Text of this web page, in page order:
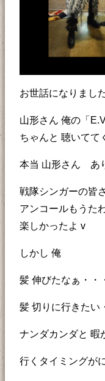
お世話になりまし
山形さん 俺の「
ちゃんと 聴いてて
本当 山形さん あ
戦隊シンガーの皆
アンコールもうた
楽しかったよ v
しかし 俺
髪 伸びたなぁ・・
髪 切りに行きたい
ナンダカンダと 暇
行くタイミングが